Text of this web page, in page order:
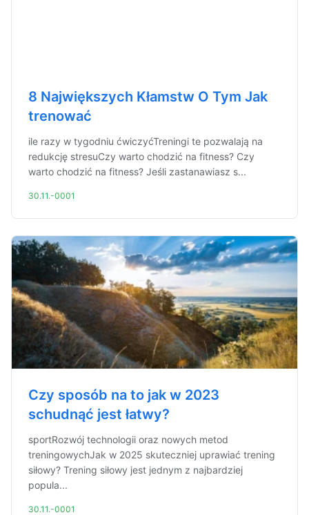
8 Największych Kłamstw O Tym Jak
trenować
ile razy w tygodniu ćwiczyćTreningi te pozwalają na
redukcję stresuCzy warto chodzić na fitness? Czy
warto chodzić na fitness? Jeśli zastanawiasz s...
30.11.-0001
Czy sposób na to jak w 2023
schudnąć jest łatwy?
sportRozwój technologii oraz nowych metod
treningowychJak w 2025 skuteczniej uprawiać trening
siłowy? Trening siłowy jest jednym z najbardziej
popula...
30.11.-0001